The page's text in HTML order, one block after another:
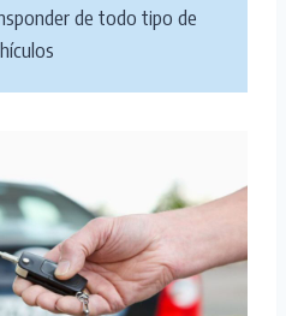
de todo tipo de